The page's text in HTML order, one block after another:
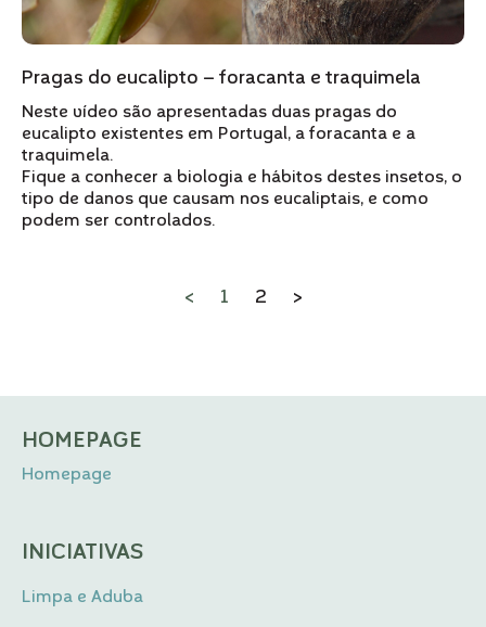
Pragas do eucalipto – foracanta e traquimela
Neste vídeo são apresentadas duas pragas do
eucalipto existentes em Portugal, a foracanta e a
traquimela.
Fique a conhecer a biologia e hábitos destes insetos, o
tipo de danos que causam nos eucaliptais, e como
podem ser controlados.
< 1 2 >
HOMEPAGE
Homepage
INICIATIVAS
Limpa e Aduba